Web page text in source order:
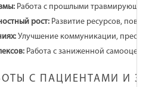
Работа с прошлыми травмирующими
рост: Развитие ресурсов,
Улучшение коммуникации,
Работа с заниженной
С ПАЦИЕНТАМИ И